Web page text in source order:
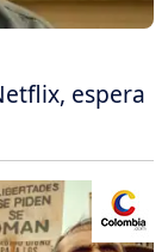
espera